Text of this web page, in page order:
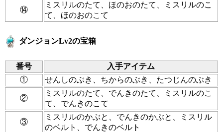
⑭
ミスリルのたて、ほのおのたて、ミスリルのこ
て、ほのおのこて
ダンジョンLv2の宝箱
番号
入手アイテム
①
せんしのぶき、ちからのぶき、たつじんのぶき
②
ミスリルのたて、でんきのたて、ミスリルのこ
て、でんきのこて
③
ミスリルのかぶと、でんきのかぶと、ミスリル
のベルト、でんきのベルト